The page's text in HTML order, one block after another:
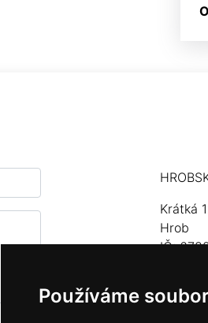
Používáme
Krátká
Hrob
IČ: